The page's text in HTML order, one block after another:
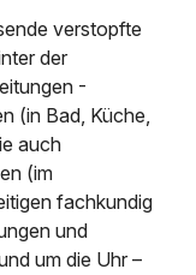
verstopfte
der
-
(in Bad, Küche,
auch
(im
fachkundig
und
um die Uhr –